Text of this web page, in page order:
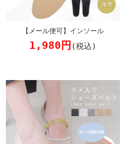
【メール便可】インソール
1,980円 (税込)